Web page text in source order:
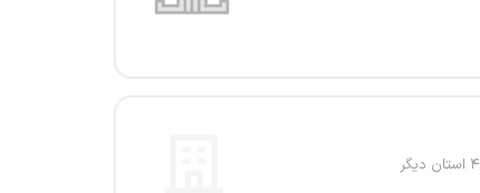
۴ استان دیگر